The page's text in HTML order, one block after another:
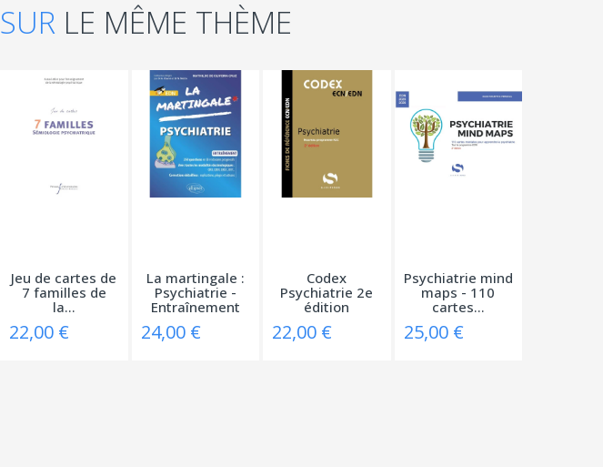
SUR LE MÊME THÈME
Jeu de cartes de
7 familles de
la...
22,00 €
La martingale :
Psychiatrie -
Entraînement
24,00 €
Codex
Psychiatrie 2e
édition
22,00 €
Psychiatrie mind
maps - 110
cartes...
25,00 €